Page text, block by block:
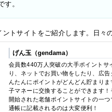
す。
ントサイトをご紹介します。日々
げん玉（gendama）
会員数440万人突破の大手ポイントサ
り、ネットでお買い物をしたり、広
んたんにポイントがどんどん貯まり
子マネーに交換することができます
開始された老舗ポイントサイトの一
通帳に記載されるのは大変便利！